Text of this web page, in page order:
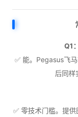
Q1
✅ 能。Pegasus飞
后同样
✅ 零技术门槛。提